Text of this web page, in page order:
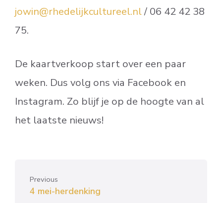
jowin@rhedelijkcultureel.nl/ 06 42 42 38
75.
De kaartverkoop start over een paar
weken. Dus volg ons via Facebook en
Instagram. Zo blijf je op de hoogte van al
het laatste nieuws!
Previous
4 mei-herdenking